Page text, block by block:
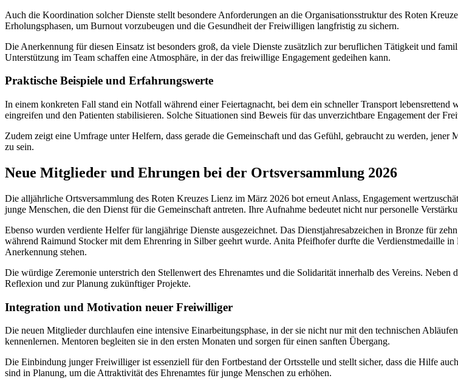
Auch die Koordination solcher Dienste stellt besondere Anforderungen an die Organisationsstruktur des Roten
Erholungsphasen, um Burnout vorzubeugen und die Gesundheit der Freiwilligen langfristig zu sichern.
Die Anerkennung für diesen Einsatz ist besonders groß, da viele Dienste zusätzlich zur beruflichen Tätigkeit und
Unterstützung im Team schaffen eine Atmosphäre, in der das freiwillige Engagement gedeihen kann.
Praktische Beispiele und Erfahrungswerte
In einem konkreten Fall stand ein Notfall während einer Feiertagnacht, bei dem ein schneller Transport
eingreifen und den Patienten stabilisieren. Solche Situationen sind Beweis für das unverzichtbare Engagement der
Zudem zeigt eine Umfrage unter Helfern, dass gerade die Gemeinschaft und das Gefühl, gebraucht zu werden,
zu sein.
Neue Mitglieder und Ehrungen bei der Ortsversammlung 2026
Die alljährliche Ortsversammlung des Roten Kreuzes Lienz im März 2026 bot erneut Anlass, Engagement
junge Menschen, die den Dienst für die Gemeinschaft antreten. Ihre Aufnahme bedeutet nicht nur personelle
Ebenso wurden verdiente Helfer für langjährige Dienste ausgezeichnet. Das Dienstjahresabzeichen in Bronze für
während Raimund Stocker mit dem Ehrenring in Silber geehrt wurde. Anita Pfeifhofer durfte die Verdienstmedaille
Anerkennung stehen.
Die würdige Zeremonie unterstrich den Stellenwert des Ehrenamtes und die Solidarität innerhalb des Vereins.
Reflexion und zur Planung zukünftiger Projekte.
Integration und Motivation neuer Freiwilliger
Die neuen Mitglieder durchlaufen eine intensive Einarbeitungsphase, in der sie nicht nur mit den technischen
kennenlernen. Mentoren begleiten sie in den ersten Monaten und sorgen für einen sanften Übergang.
Die Einbindung junger Freiwilliger ist essenziell für den Fortbestand der Ortsstelle und stellt sicher, dass die Hilfe
sind in Planung, um die Attraktivität des Ehrenamtes für junge Menschen zu erhöhen.